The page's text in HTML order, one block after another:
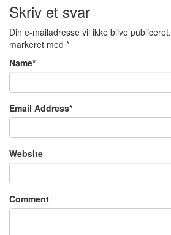
Skriv et svar
Din e-mailadresse vil ikke blive publiceret.
markeret med *
Name*
Email Address*
Website
Comment